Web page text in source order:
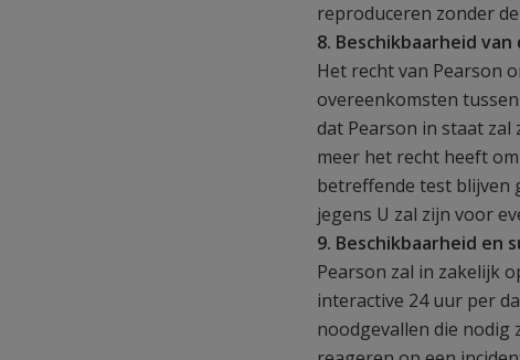
reproduceren zonder
8. Beschikbaarheid
Het recht van Pearson
overeenkomsten
dat Pearson in staat zal
meer het recht heeft
betreffende test blijven
jegens U zal zijn voor
9. Beschikbaarheid en
Pearson zal in zakelijk
interactive 24 uur per
noodgevallen die nodig